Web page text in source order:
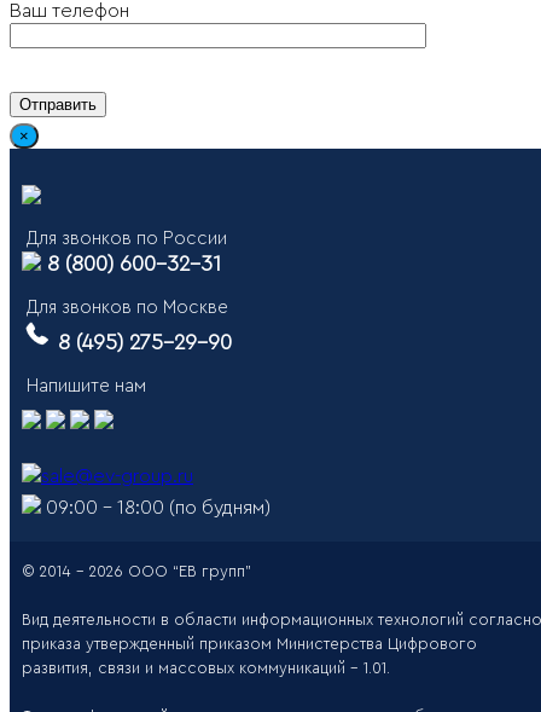
Ваш телефон
×
Для звонков по России
8 (800) 600-32-31
Для звонков по Москве
8 (495) 275-29-90
Напишите нам
sale@ev-group.ru
09:00 – 18:00 (по будням)
© 2014 - 2026 ООО “ЕВ групп”
Вид деятельности в области информационных технологий согласно
приказа утвержденный приказом Министерства Цифрового
развития, связи и массовых коммуникаций - 1.01.